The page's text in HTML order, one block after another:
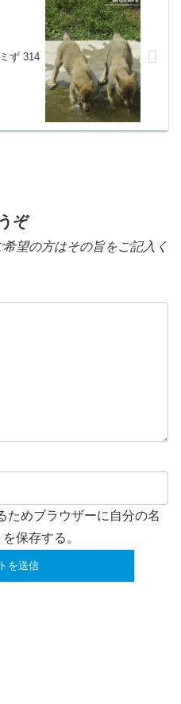
ず 314
ぞ
の方はその旨をご記入く
ためブラウザーに自分の名
保存する。